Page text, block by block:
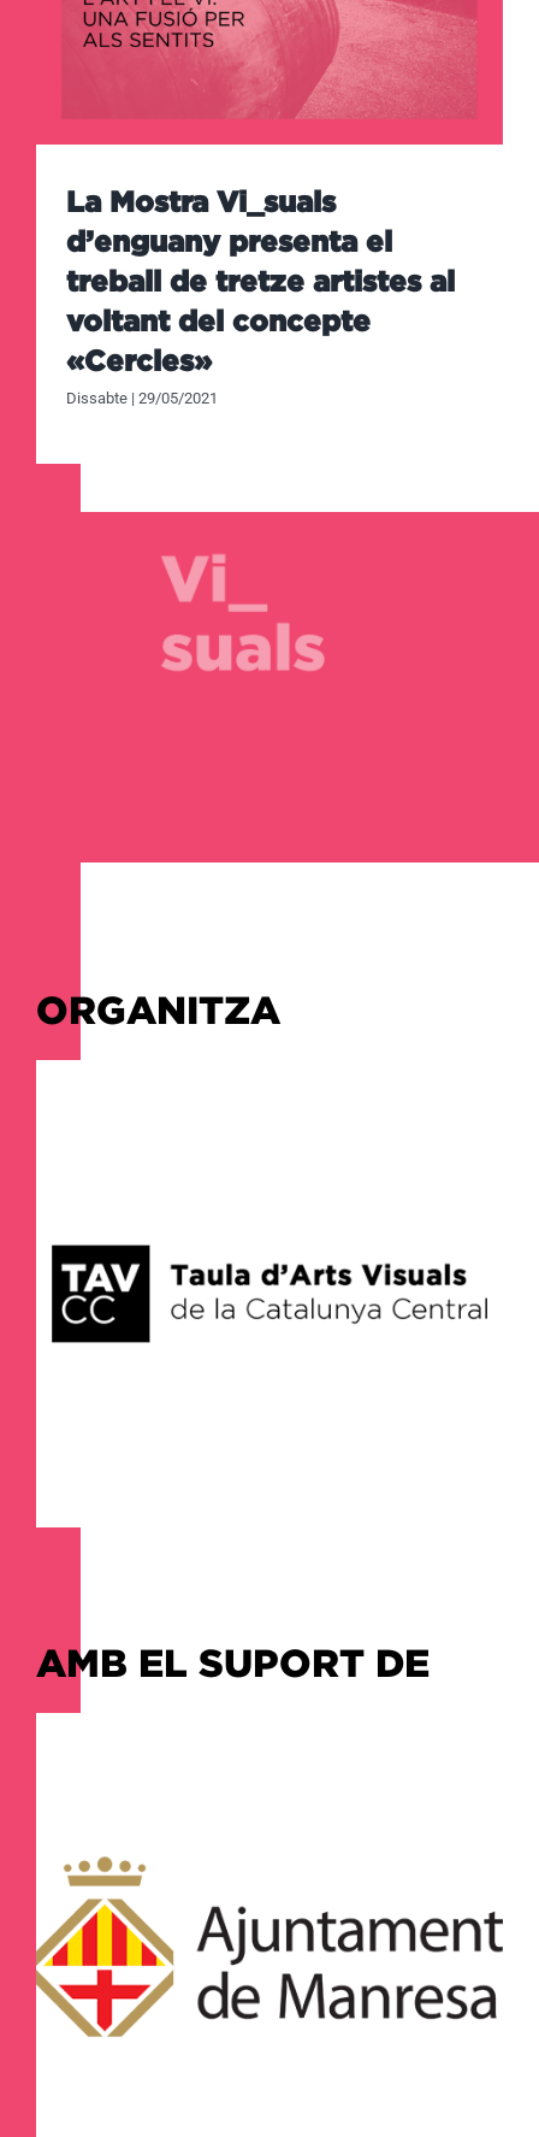
La Mostra Vi_suals
d’enguany presenta el
treball de tretze artistes al
voltant del concepte
«Cercles»
Dissabte | 29/05/2021
ORGANITZA
AMB EL SUPORT DE